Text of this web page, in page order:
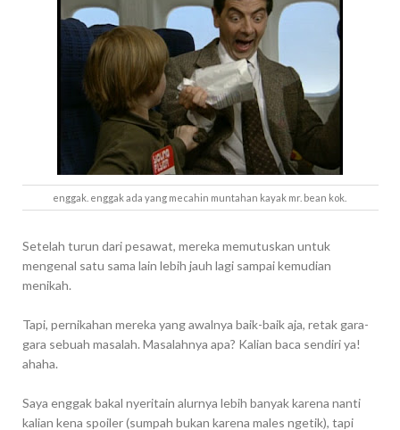
enggak. enggak ada yang mecahin muntahan kayak mr. bean kok.
Setelah turun dari pesawat, mereka memutuskan untuk
mengenal satu sama lain lebih jauh lagi sampai kemudian
menikah.
Tapi, pernikahan mereka yang awalnya baik-baik aja, retak gara-
gara sebuah masalah. Masalahnya apa? Kalian baca sendiri ya!
ahaha.
Saya enggak bakal nyeritain alurnya lebih banyak karena nanti
kalian kena spoiler (sumpah bukan karena males ngetik), tapi